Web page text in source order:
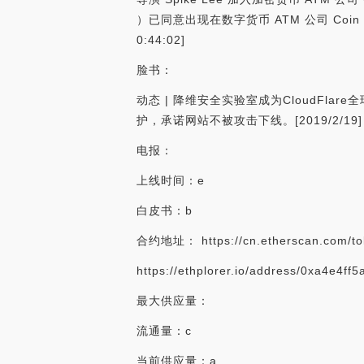
）已同意出现在数字货币 ATM 公司
0:44:02]
脸书：
动态 | 降维安全实验室成为CloudFlare
护，承诺网站不被攻击下线。[2019/2/19]
电报：
上线时间：e
白皮书：b
合约地址： https://cn.etherscan.com/
https://ethplorer.io/address/
最大供应量：
流通量：c
当前供应量：a